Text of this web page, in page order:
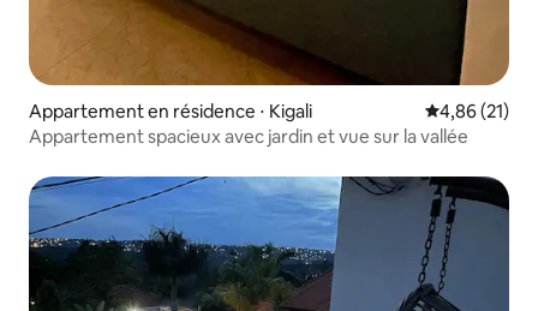
Appartement en résidence ⋅ Kigali Évaluation
4,86 (21)
Appartement spacieux avec jardin et vue sur la vallée